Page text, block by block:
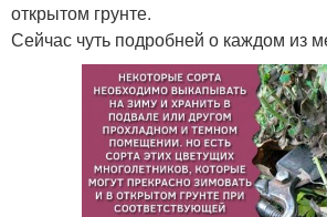
открытом грунте.
Сейчас чуть подробней о каждом из